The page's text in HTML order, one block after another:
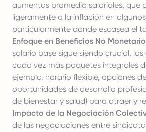
aumentos promedio salariales, que
ligeramente a la inflación en
particularmente donde escasea el
Enfoque en Beneficios No
salario base sigue siendo crucial,
cada vez más paquetes integrales
ejemplo, horario flexible, opciones
oportunidades de desarrollo
de bienestar y salud) para atraer y
Impacto de la Negociación
de las negociaciones entre